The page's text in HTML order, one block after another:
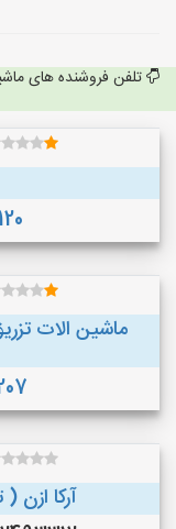
تلفن فروشنده های
ماشین الات
آرکا ازن